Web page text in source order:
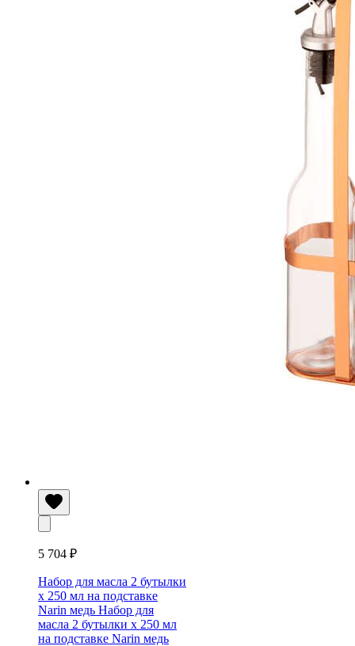
5 704 ₽
Набор для масла 2 бутылки
х 250 мл на подставке
Narin медь Набор для
масла 2 бутылки х 250 мл
на подставке Narin медь